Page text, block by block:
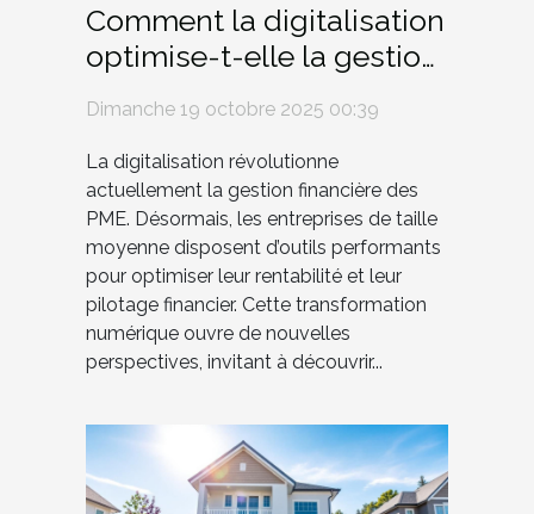
Comment la digitalisation
optimise-t-elle la gestion
Dimanche 19 octobre 2025 00:39
La digitalisation révolutionne
actuellement la gestion financière des
PME. Désormais, les entreprises de taille
moyenne disposent d’outils performants
pour optimiser leur rentabilité et leur
pilotage financier. Cette transformation
numérique ouvre de nouvelles
perspectives, invitant à découvrir...